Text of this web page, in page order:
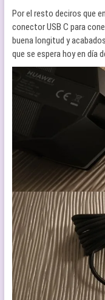
Por el resto deciros que
conector USB C para
buena longitud y
que se espera hoy en día